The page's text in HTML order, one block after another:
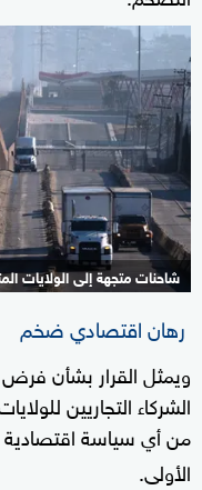
شاحنات متجهة إلى الولايات
رهان اقتصادي ضخم
الشركاء التجاريين
من أي سياسة اقتصادية
الأولى.